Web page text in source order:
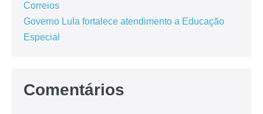
Correios
Governo Lula fortalece atendimento a Educação
Especial
Comentários